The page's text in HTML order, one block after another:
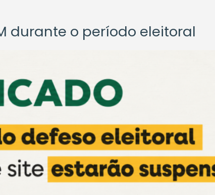
durante o período eleitoral